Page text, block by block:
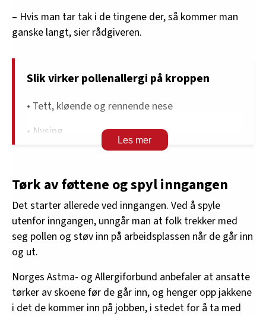
– Hvis man tar tak i de tingene der, så kommer man
ganske langt, sier rådgiveren.
Slik virker pollenallergi på kroppen
• Tett, kløende og rennende nese
• Nysing
• Trøtthet
• Redusert konsentrasjonsevne
Tørk av føttene og spyl inngangen
Det starter allerede ved inngangen. Ved å spyle
utenfor inngangen, unngår man at folk trekker med
seg pollen og støv inn på arbeidsplassen når de går inn
og ut.
Norges Astma- og Allergiforbund anbefaler at ansatte
tørker av skoene før de går inn, og henger opp jakkene
i det de kommer inn på jobben, i stedet for å ta med